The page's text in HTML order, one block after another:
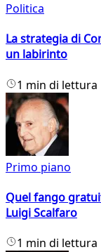
Politica
La strategia di
un labirinto
1 min di lettura
Primo piano
Quel fango
Luigi Scalfaro
1 min di lettura